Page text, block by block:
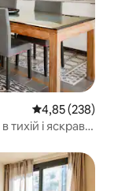
Середня
4,85 (238)